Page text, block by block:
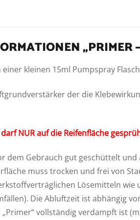
„PRIMER
kleinen 15ml Pumpspray
der die
NUR auf die Reifenfläche
dem Gebrauch gut geschüttelt
muss trocken und frei von
Lösemitteln wie
Die Abluftzeit ist abhängig
vollständig verdampft ist